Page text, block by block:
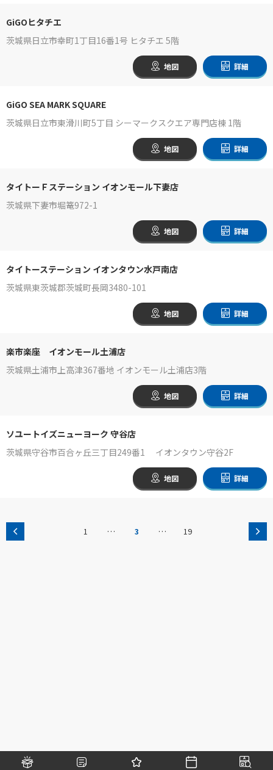
GiGOヒタチエ
茨城県日立市幸町1丁目16番1号 ヒタチエ 5階
地図 詳細
GiGO SEA MARK SQUARE
茨城県日立市東滑川町5丁目 シーマークスクエア専門店棟 1階
地図 詳細
タイトーＦステーション イオンモール下妻店
茨城県下妻市堀篭972-1
地図 詳細
タイトーステーション イオンタウン水戸南店
茨城県東茨城郡茨城町長岡3480-101
地図 詳細
楽市楽座 イオンモール土浦店
茨城県土浦市上高津367番地 イオンモール土浦店3階
地図 詳細
ソユートイズニューヨーク 守谷店
茨城県守谷市百合ヶ丘三丁目249番1 イオンタウン守谷2F
地図 詳細
1 … 3 … 19